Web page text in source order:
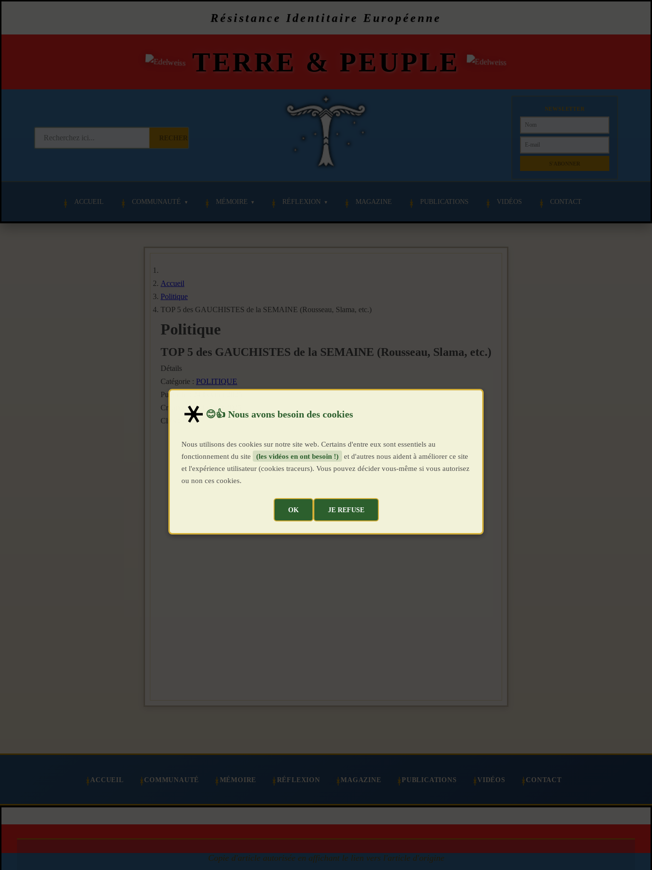
Résistance Identitaire Européenne
TERRE & PEUPLE
NEWSLETTER
ACCUEIL COMMUNAUTÉ MÉMOIRE RÉFLEXION MAGAZINE PUBLICATIONS VIDÉOS CONTACT
Accueil
Politique
TOP 5 des GAUCHISTES de la SEMAINE (Rousseau, Slama, etc.)
Politique
TOP 5 des GAUCHISTES de la SEMAINE (Rousseau, Slama, etc.)
Détails
Catégorie : POLITIQUE
Publié le : 24 Février 2025
Création : 24 Février 2025
Clics : 1941
ACCUEIL COMMUNAUTÉ MÉMOIRE RÉFLEXION MAGAZINE PUBLICATIONS VIDÉOS CONTACT
Copie d'article autorisée en affichant le lien vers l'article d'origine
Nous utilisons des cookies sur notre site web. Certains d'entre eux sont essentiels au
fonctionnement du site
(les vidéos en ont besoin !)
et d'autres nous aident à améliorer ce site
et l'expérience utilisateur (cookies traceurs). Vous pouvez décider vous-même si vous autorisez
ou non ces cookies.
OK JE REFUSE